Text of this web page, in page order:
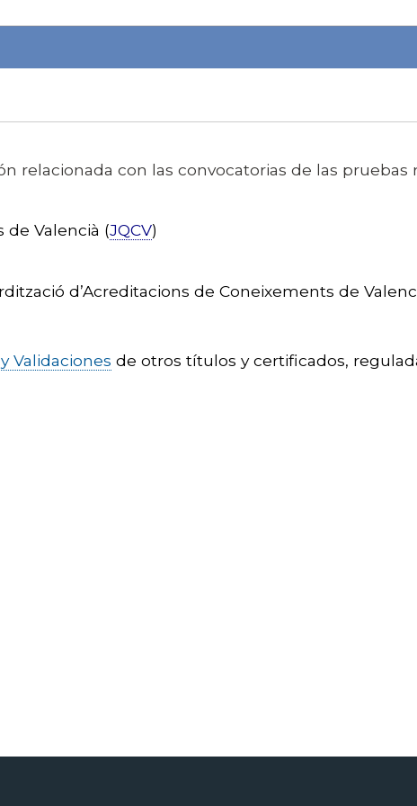
relacionada con las convocatorias de las pruebas
de Valencià (JQCV)
d’Acreditacions de Coneixements de
Validaciones de otros títulos y certificados,